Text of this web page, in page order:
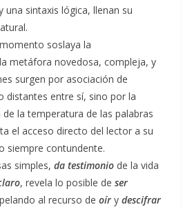
una sintaxis lógica, llenan su
soslaya la
metáfora novedosa, compleja, y
surgen por asociación de
distantes entre sí, sino por la
la temperatura de las palabras
el acceso directo del lector a su
siempre contundente.
simples, da testimonio de la vida
, revela lo posible de ser
al recurso de oír y descifrar